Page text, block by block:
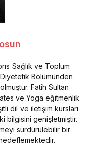
Sağlık ve Toplum
Bölümünden
Fatih Sultan
ve Yoga eğitmenlik
dil ve iletişim kursları
bilgisini genişletmiştir.
sürdürülebilir bir